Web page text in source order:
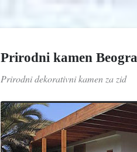
Prirodni kamen
Prirodni dekorativni kamen za zid